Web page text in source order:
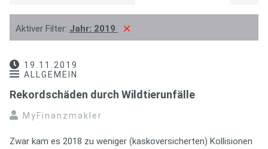
Aktiver Filter: Jahr: 2019
19.11.2019
ALLGEMEIN
Rekordschäden durch Wildtierunfälle
MyFinanzmakler
Zwar kam es 2018 zu weniger (kaskoversicherten) Kollisionen